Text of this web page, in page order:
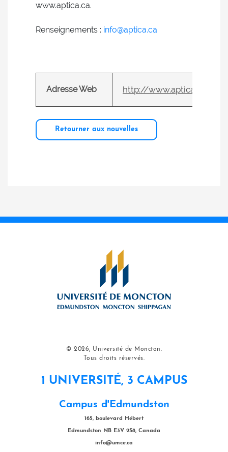
www.aptica.ca.
Renseignements : info@aptica.ca
Adresse Web http://www.aptica.ca/
Retourner aux nouvelles
© 2026, Université de Moncton.
Tous droits réservés.
1 UNIVERSITÉ, 3 CAMPUS
Campus d'Edmundston
165, boulevard Hébert
Edmundston NB E3V 2S8, Canada
info@umce.ca